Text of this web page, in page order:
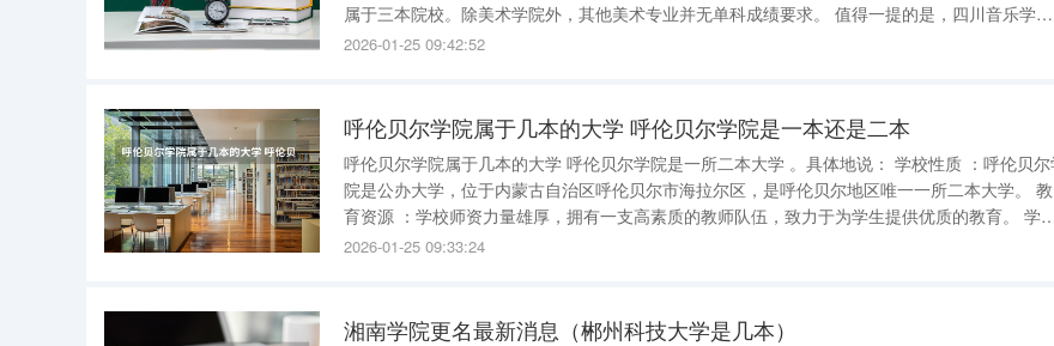
属于三本院校。除美术学院外，其他美术专业并无单科成绩要求。 值得一提的是，四川音乐学院
的成都美术学院，不仅是西南地区唯一一所专门举办绘画与美术类专场招聘的高校，还吸引了许多
2026-01-25 09:42:52
呼伦贝尔学院属于几本的大学 呼伦贝尔学院是一本还是二本
呼伦贝尔学院属于几本的大学 呼伦贝尔学院是一所二本大学 。具体地说： 学校性质 ：呼伦贝尔学
院是公办大学，位于内蒙古自治区呼伦贝尔市海拉尔区，是呼伦贝尔地区唯一一所二本大学。 教
育资源 ：学校师资力量雄厚，拥有一支高素质的教师队伍，致力于为学生提供优质的教育。 学生
规模 ：在校学生人数达到了七千多人，体现了学校在教育领域的吸引力和在本地乃至全国的影响
2026-01-25 09:33:24
湘南学院更名最新消息（郴州科技大学是几本）